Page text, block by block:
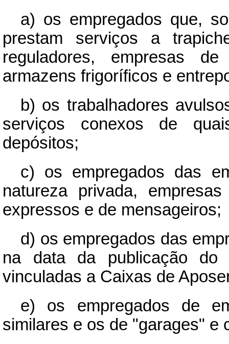
a) os empregados que,
prestam serviços a
reguladores, empresas
armazens frigoríficos e
b) os trabalhadores
serviços conexos de
depósitos;
c) os empregados das
natureza privada,
expressos e de mensageiros;
d) os empregados das
na data da publicação do
vinculadas a Caixas de
e) os empregados de
similares e os de "garages" e